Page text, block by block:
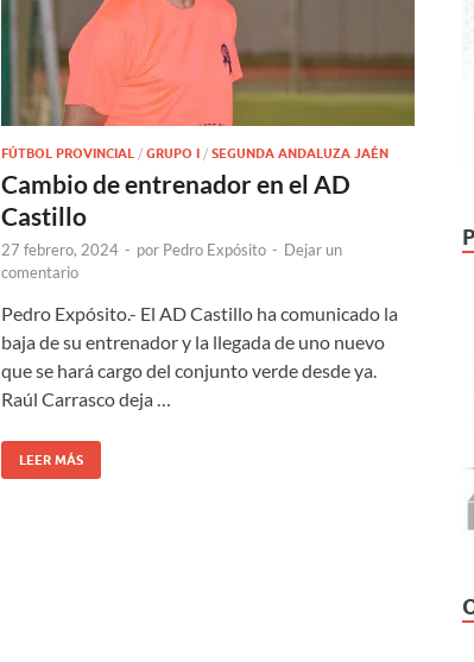
FÚTBOL PROVINCIAL / GRUPO I / SEGUNDA ANDALUZA JAÉN
Cambio de entrenador en el AD
Castillo
27 febrero, 2024 - por Pedro Expósito - Dejar un
comentario
Pedro Expósito.- El AD Castillo ha comunicado la
baja de su entrenador y la llegada de uno nuevo
que se hará cargo del conjunto verde desde ya.
Raúl Carrasco deja …
LEER MÁS